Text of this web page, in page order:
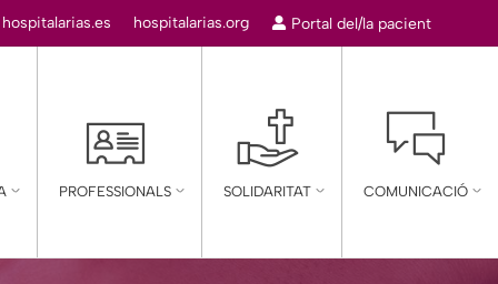
hospitalarias.es hospitalarias.org Portal del/la pacient
PROFESSIONALS SOLIDARITAT COMUNICACIÓ